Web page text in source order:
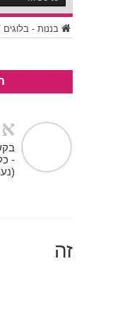
בננות - בלוגים
-
זה